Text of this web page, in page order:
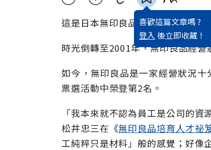
喜歡這篇文章嗎 ?
登入 後立即收藏 !
這是日本無印良品公司主管最常被
時光倒轉至2001年，無印良品經
如今，無印良品是一家經營狀況十
票選活動中榮登第2名。
「我本來就不認為員工是公司的
松井忠三在《無印良品培育人才祕
工純粹只是材料」般的感覺；好像